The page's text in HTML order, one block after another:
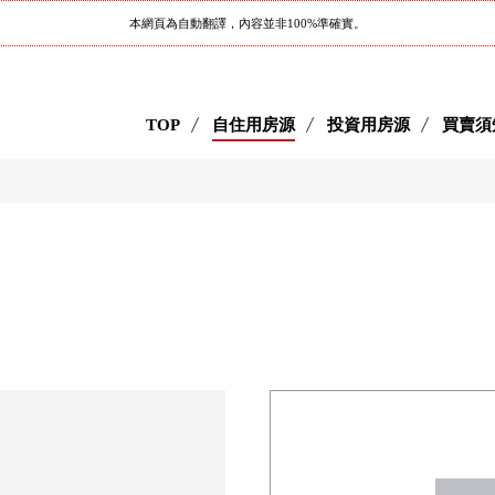
本網頁為自動翻譯，內容並非100%準確實。
TOP 自住用房源 投資用房源 買賣須